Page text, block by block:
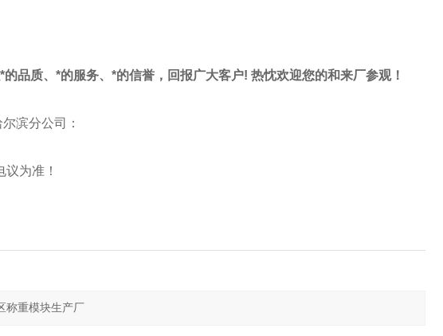
品质、*的服务、*的信誉，回报广大客户! 热忱欢迎您的和来厂参观！
滨分公司：
为准！